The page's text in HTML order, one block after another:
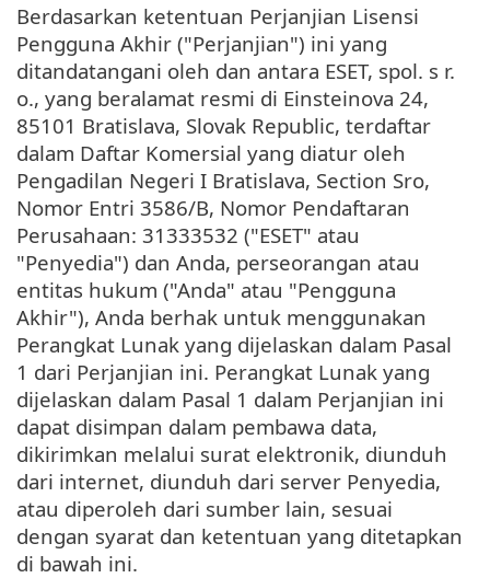
Berdasarkan ketentuan Perjanjian Lisensi
Pengguna Akhir ("Perjanjian") ini yang
ditandatangani oleh dan antara ESET, spol. s r.
o., yang beralamat resmi di Einsteinova 24,
85101 Bratislava, Slovak Republic, terdaftar
dalam Daftar Komersial yang diatur oleh
Pengadilan Negeri I Bratislava, Section Sro,
Nomor Entri 3586/B, Nomor Pendaftaran
Perusahaan: 31333532 ("ESET" atau
"Penyedia") dan Anda, perseorangan atau
entitas hukum ("Anda" atau "Pengguna
Akhir"), Anda berhak untuk menggunakan
Perangkat Lunak yang dijelaskan dalam Pasal
1 dari Perjanjian ini. Perangkat Lunak yang
dijelaskan dalam Pasal 1 dalam Perjanjian ini
dapat disimpan dalam pembawa data,
dikirimkan melalui surat elektronik, diunduh
dari internet, diunduh dari server Penyedia,
atau diperoleh dari sumber lain, sesuai
dengan syarat dan ketentuan yang ditetapkan
di bawah ini.